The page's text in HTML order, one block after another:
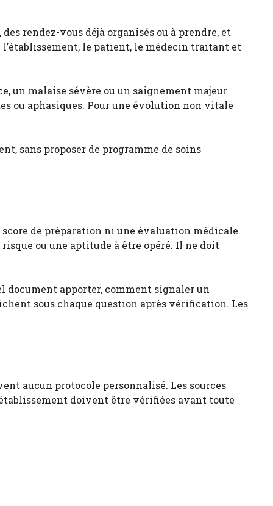
rendez-vous déjà organisés ou à prendre, et
le patient, le médecin traitant et
un malaise sévère ou un saignement majeur
ou aphasiques. Pour une évolution non vitale
sans proposer de programme de soins
de préparation ni une évaluation médicale.
ou une aptitude à être opéré. Il ne doit
document apporter, comment signaler un
sous chaque question après vérification. Les
aucun protocole personnalisé. Les sources
doivent être vérifiées avant toute